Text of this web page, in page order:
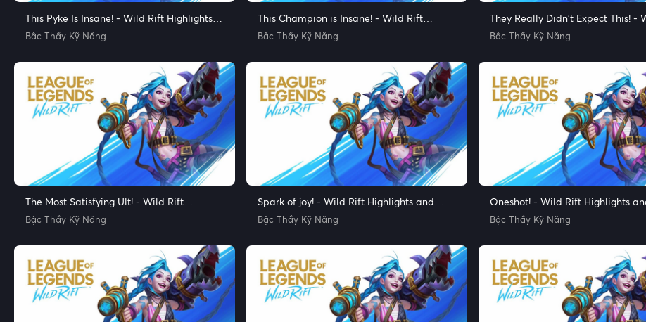
This Pyke Is Insane! - Wild Rift Highlights
and Funny Moments
Bậc Thầy Kỹ Năng
This Champion is Insane! - Wild Rift
Highlights and Funny Moments
Bậc Thầy Kỹ Năng
They Really Didn't Expect This! -
Highlights and Funny Moments
Bậc Thầy Kỹ Năng
The Most Satisfying Ult! - Wild Rift
Highlights and Funny Moments
Bậc Thầy Kỹ Năng
Spark of joy! - Wild Rift Highlights and
Funny Moments
Bậc Thầy Kỹ Năng
Oneshot! - Wild Rift Highlights
Moments
Bậc Thầy Kỹ Năng